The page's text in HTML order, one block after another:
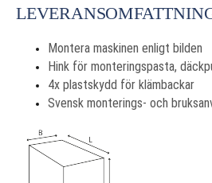
Montera maskinen enligt bilden
Hink för monteringspasta,
4x plastskydd för klämbackar
Svensk monterings- och